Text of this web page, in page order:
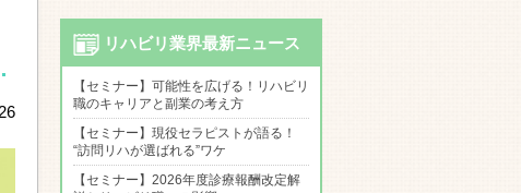
リハビリ業界最新ニュース
【セミナー】可能性を広げる！リハビリ
職のキャリアと副業の考え方
【セミナー】現役セラピストが語る！
“訪問リハが選ばれる”ワケ
【セミナー】2026年度診療報酬改定解